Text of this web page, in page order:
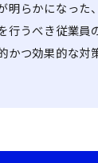
明らかになった
行うべき従業員
かつ効果的な対